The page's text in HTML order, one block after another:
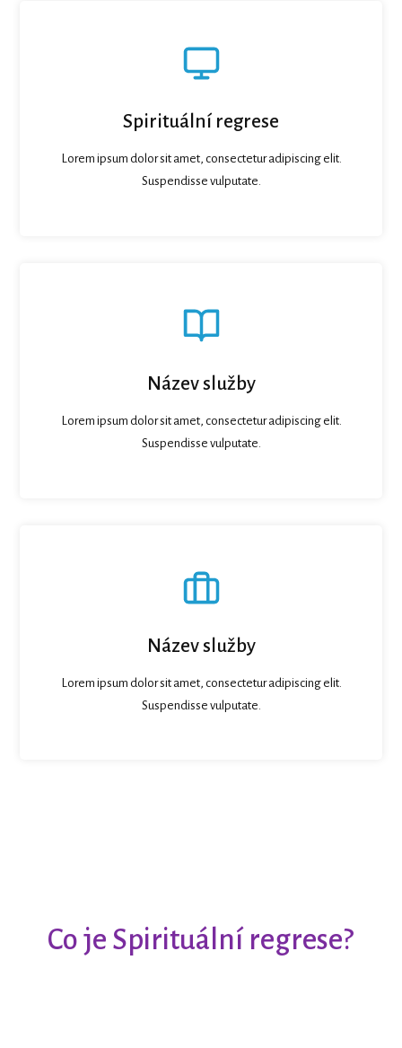
Spirituální regrese
Lorem ipsum dolor sit amet, consectetur adipiscing elit.
Suspendisse vulputate.
Název služby
Lorem ipsum dolor sit amet, consectetur adipiscing elit.
Suspendisse vulputate.
Název služby
Lorem ipsum dolor sit amet, consectetur adipiscing elit.
Suspendisse vulputate.
Co je Spirituální regrese?